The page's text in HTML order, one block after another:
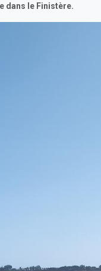
dans le Finistère.